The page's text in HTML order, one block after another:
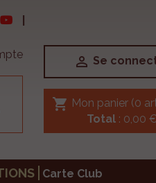
 Se
shopping_cart Mon panier (0
Total: 0,00
Carte Club